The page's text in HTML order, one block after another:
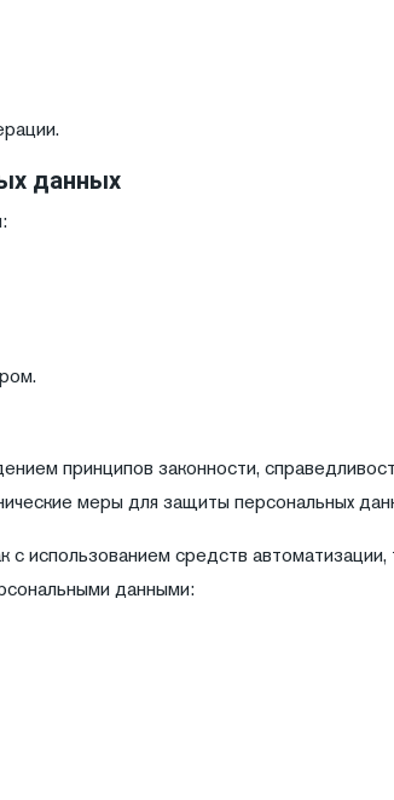
данных
принципов законности,
меры для защиты персональных
использованием средств автоматизации,
данными: